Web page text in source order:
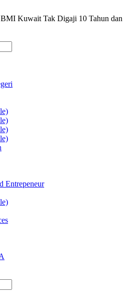
BMI Kuwait Tak Digaji 10 Tahun dan
Entrepeneur